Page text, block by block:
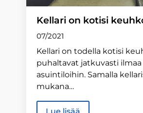
Kellari on kotisi
07/2021
Kellari on todella kotisi
puhaltavat jatkuvasti
asuintiloihin. Samalla
mukana…
Lue lisää